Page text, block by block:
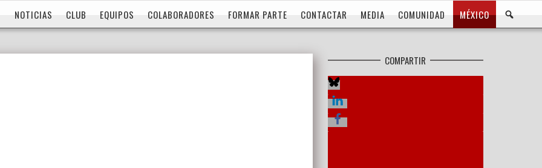
NOTICIAS CLUB EQUIPOS COLABORADORES FORMAR PARTE CONTACTAR MEDIA COMUNIDAD MÉXICO
COMPARTIR